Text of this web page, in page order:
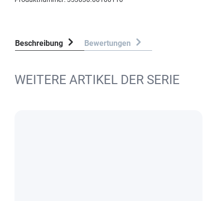
Beschreibung Bewertungen
WEITERE ARTIKEL DER SERIE